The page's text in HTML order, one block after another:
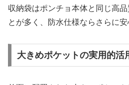
収納袋はポンチョ本体と同じ高
とが多く、防水仕様ならさらに安
大きめポケットの実用的活